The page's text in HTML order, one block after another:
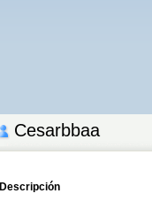
Cesarbbaa
Descripción